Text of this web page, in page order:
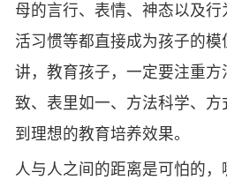
母的言行、表情、神态以及
活习惯等都直接成为孩子的
讲，教育孩子，一定要注重
致、表里如一、方法科学、
到理想的教育培养效果。
人与人之间的距离是可怕的